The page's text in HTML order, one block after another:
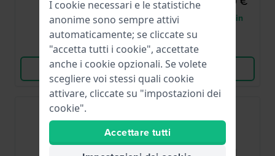
● Disponibile
Confronta
Vedi i prodotti
● Solo 1 è rimasto in
magazzino
Confronta
Vedi i prodotti
I cookie necessari e le statistiche
anonime sono sempre attivi
automaticamente; se cliccate su
"accetta tutti i cookie", accettate
anche i cookie opzionali. Se volete
scegliere voi stessi quali cookie
attivare, cliccate su "impostazioni dei
cookie".
Accettare tutti